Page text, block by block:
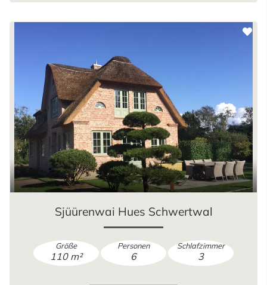
Sjüürenwai Hues Schwertwal
110 m²
Größe
6
Personen
3
Schlafzimmer